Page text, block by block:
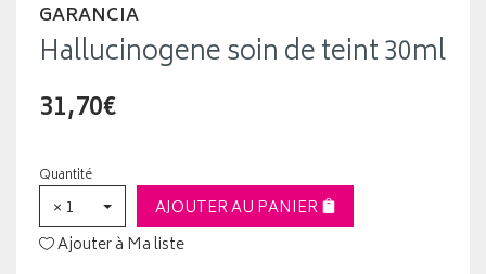
GARANCIA
Hallucinogene soin de teint 30ml
31,70€
Quantité
× 1
AJOUTER AU PANIER
Ajouter à Ma liste